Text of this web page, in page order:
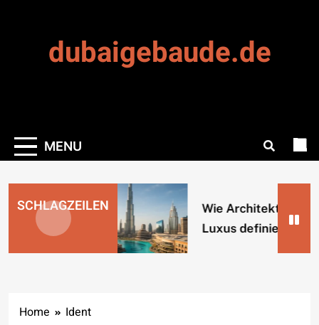
dubaigebaude.de
MENU
SCHLAGZEILEN
Wie Architektur
Luxus definiert
Home Ident